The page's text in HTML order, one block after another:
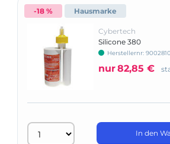
-18 % Hausmarke
Cybertech
Silicone 380
Herstellernr:
nur82,85 €
In den